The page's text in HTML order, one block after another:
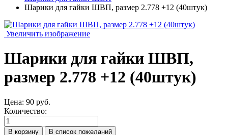
Шарики для гайки ШВП, размер 2.778 +12 (40штук)
Увеличить изображение
Шарики для гайки ШВП,
размер 2.778 +12 (40штук)
Цена: 90 руб.
Количество: